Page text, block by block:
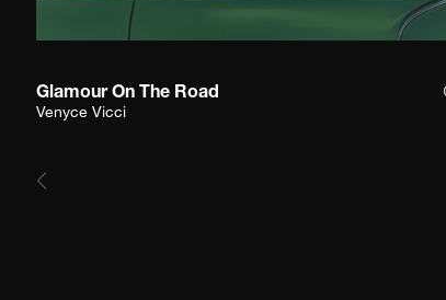
Glamour On The Road
Venyce Vicci